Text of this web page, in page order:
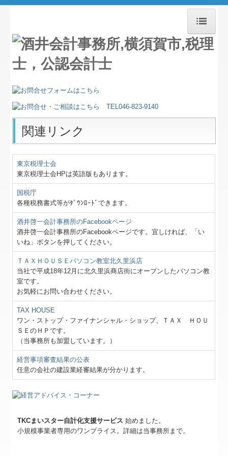
ホーム
お知らせ
事務所紹介
交通案内
業務案内
セミナー案内
よくある質問
料金について
関連リンク
リンク集
お問合せ
FX4クラウド
グループ通算（有利・不利）判定
社会福祉法人の皆様へ
経営者お役立ち情報
TKCまいスター自計化支援サービス始めました。
小規模事業者専用のワンプライス。詳細は当事務所まで。
関連リンク
東京税理士会
東京税理士会HPは英語版もあります。
国税庁
各種税務書式等がﾀﾞｳﾝﾛｰﾄﾞできます。
酒井啓一会計事務所のFacebookページ
酒井啓一会計事務所のFacebookページです。宜しければ、「い
いね」ボタンを押してください。
ＴＡＸＨＯＵＳＥパソコン教室北久里浜店
当社で平成18年12月に北久里浜商店街にオープンしたパソコン教
室です。
お気軽にお問い合わせください。
TAX HOUSE
ワン・ストップ・ファイナンシャル・ショップ、ＴＡＸ ＨＯＵ
ＳＥのＨＰです。
（当事務所も加盟しています。）
経営事項審査結果の公表
任意の会社の建設業経審結果が分かります。